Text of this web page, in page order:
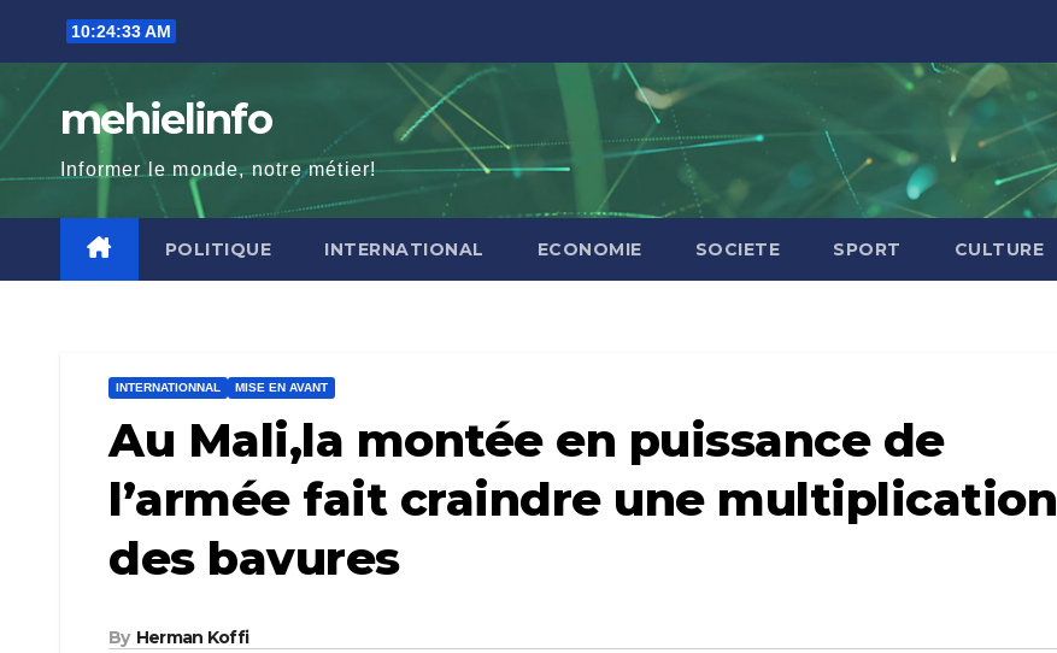
content
10:24:34 AM
mehielinfo
Informer le monde, notre métier!
POLITIQUE INTERNATIONAL ECONOMIE SOCIETE SPORT CULTURE
INTERNATIONNAL MISE EN AVANT
Au Mali,la montée en puissance de
l’armée fait craindre une multiplication
des bavures
By Herman Koffi